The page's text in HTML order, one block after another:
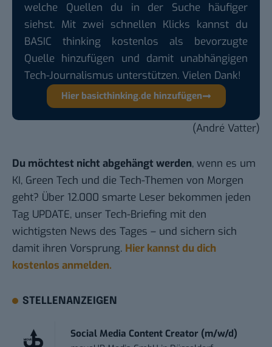
welche Quellen du in der Suche häufiger
siehst. Mit zwei schnellen Klicks kannst du
BASIC thinking kostenlos als bevorzugte
Quelle hinzufügen und damit unabhängigen
Tech-Journalismus unterstützen. Vielen Dank!
Hier basicthinking.de hinzufügen
(André Vatter)
Du möchtest nicht abgehängt werden, wenn es um
KI, Green Tech und die Tech-Themen von Morgen
geht? Über 12.000 smarte Leser bekommen jeden
Tag UPDATE, unser Tech-Briefing mit den
wichtigsten News des Tages – und sichern sich
damit ihren Vorsprung. Hier kannst du dich
kostenlos anmelden.
STELLENANZEIGEN
Social Media Content Creator (m/w/d)